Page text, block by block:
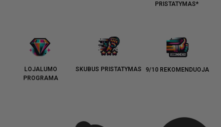
PRISTATYMAS*
LOJALUMO
PROGRAMA
SKUBUS PRISTATYMAS 9/10 REKOMENDUOJA